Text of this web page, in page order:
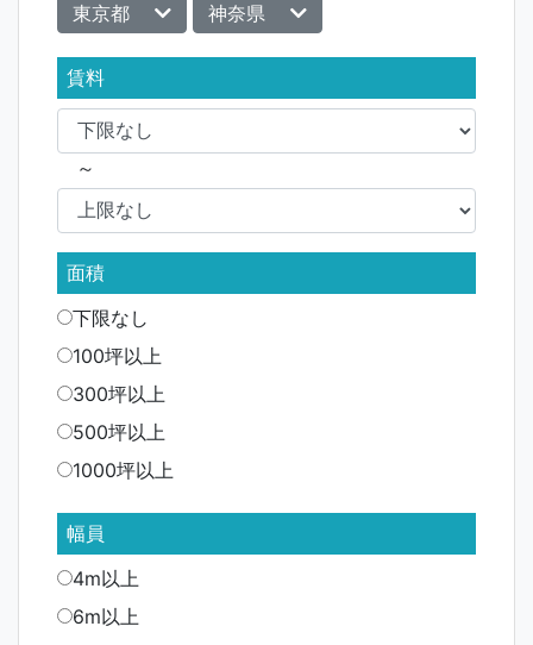
東京都 神奈県
賃料
～
面積
下限なし
100坪以上
300坪以上
500坪以上
1000坪以上
幅員
4m以上
6m以上